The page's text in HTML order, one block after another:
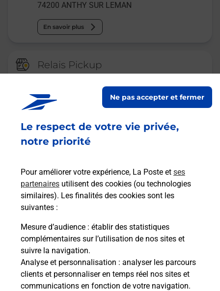
Le respect de votre vie privée,
notre priorité
Pour améliorer votre expérience, La Poste et ses
partenaires utilisent des cookies (ou technologies
similaires). Les finalités des cookies sont les
suivantes :
Mesure d’audience : établir des statistiques
complémentaires sur l’utilisation de nos sites et
suivre la navigation.
Analyse et personnalisation : analyser les parcours
clients et personnaliser en temps réel nos sites et
communications en fonction de votre navigation.
Ne pas accepter et fermer
74200 ANTHY SUR LEMAN
En savoir plus
Relais Pickup
CONSIGNE JEAN LAIN
OCCASIONS SPOTICAR THONON
ouvre samedi à 09h00
26 AVENU PRE ROBERT
74200 ANTHY SUR LEMAN
Malin !
La Poste
en ligne
Ouvert 24h/24
En savoir plus